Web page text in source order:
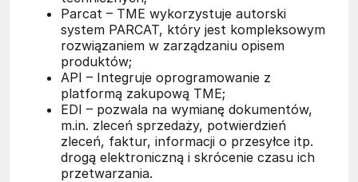
Parcat – TME wykorzystuje autorski
system PARCAT, który jest kompleksowym
rozwiązaniem w zarządzaniu opisem
produktów;
API – Integruje oprogramowanie z
platformą zakupową TME;
EDI – pozwala na wymianę dokumentów,
m.in. zleceń sprzedaży, potwierdzień
zleceń, faktur, informacji o przesyłce itp.
drogą elektroniczną i skrócenie czasu ich
przetwarzania.